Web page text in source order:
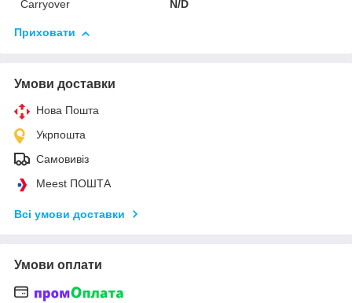
Сarryover
N/D
Приховати
Умови доставки
Нова Пошта
Укрпошта
Самовивіз
Meest ПОШТА
Всі умови доставки
Умови оплати